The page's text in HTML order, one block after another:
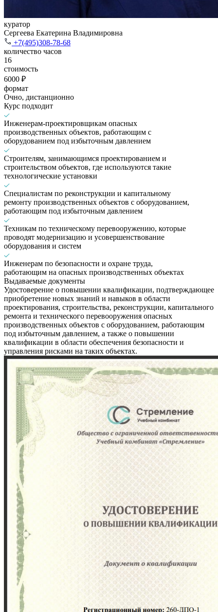
куратор
Сергеева Екатерина Владимировна
+7(495)308-78-68
количество часов
16
стоимость
6000 ₽
формат
Очно, дистанционно
Курс подходит
Инженерам-проектировщикам опасных
производственных объектов, работающим с
оборудованием под избыточным давлением
Строителям, занимающимся проектированием и
строительством объектов, где используются такие
технологические установки
Специалистам по реконструкции и капитальному
ремонту производственных объектов с оборудованием,
работающим под избыточным давлением
Техникам по техническому перевооружению, которые
проводят модернизацию и усовершенствование
оборудования и систем
Инженерам по безопасности и охране труда,
работающим на опасных производственных объектах
Выдаваемые документы
Удостоверение о повышении квалификации, подтверждающее
приобретение новых знаний и навыков в области
проектирования, строительства, реконструкции, капитального
ремонта и технического перевооружения опасных
производственных объектов с оборудованием, работающим
под избыточным давлением, а также о повышении
квалификации в области обеспечения безопасности и
управления рисками на таких объектах.